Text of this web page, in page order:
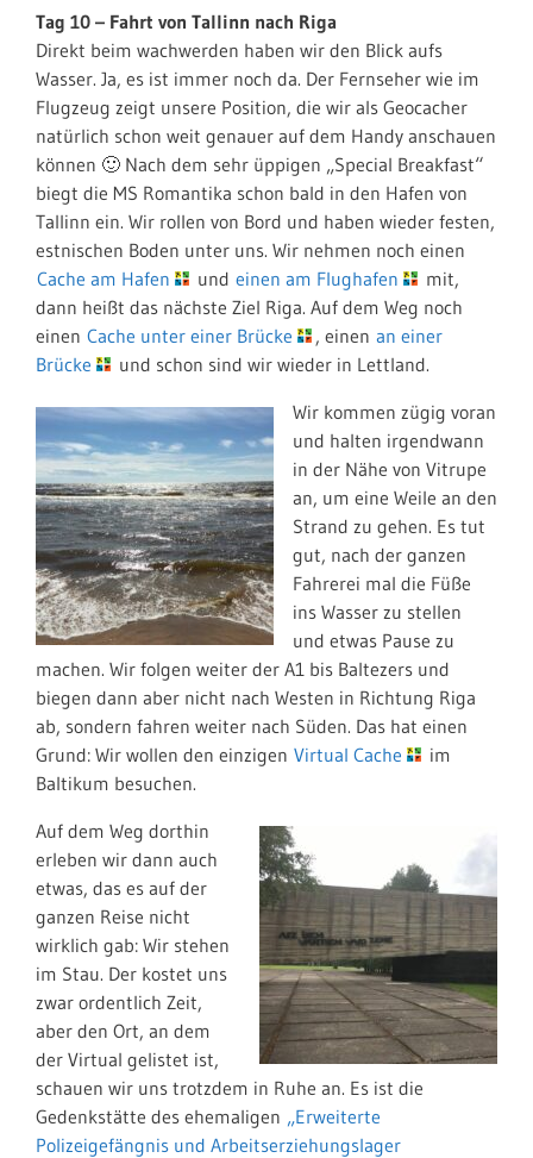
Tag 10 – Fahrt von Tallinn nach Riga
Direkt beim wachwerden haben wir den Blick aufs
Wasser. Ja, es ist immer noch da. Der Fernseher wie im
Flugzeug zeigt unsere Position, die wir als Geocacher
natürlich schon weit genauer auf dem Handy anschauen
können 🙂 Nach dem sehr üppigen „Special Breakfast“
biegt die MS Romantika schon bald in den Hafen von
Tallinn ein. Wir rollen von Bord und haben wieder festen,
estnischen Boden unter uns. Wir nehmen noch einen
Cache am Hafen
und einen am Flughafen
mit,
dann heißt das nächste Ziel Riga. Auf dem Weg noch
einen Cache unter einer Brücke , einen an einer
Brücke
und schon sind wir wieder in Lettland.
Wir kommen zügig voran
und halten irgendwann
in der Nähe von Vitrupe
an, um eine Weile an den
Strand zu gehen. Es tut
gut, nach der ganzen
Fahrerei mal die Füße
ins Wasser zu stellen
und etwas Pause zu
machen. Wir folgen weiter der A1 bis Baltezers und
biegen dann aber nicht nach Westen in Richtung Riga
ab, sondern fahren weiter nach Süden. Das hat einen
Grund: Wir wollen den einzigen Virtual Cache
im
Baltikum besuchen.
Auf dem Weg dorthin
erleben wir dann auch
etwas, das es auf der
ganzen Reise nicht
wirklich gab: Wir stehen
im Stau. Der kostet uns
zwar ordentlich Zeit,
aber den Ort, an dem
der Virtual gelistet ist,
schauen wir uns trotzdem in Ruhe an. Es ist die
Gedenkstätte des ehemaligen „Erweiterte
Polizeigefängnis und Arbeitserziehungslager